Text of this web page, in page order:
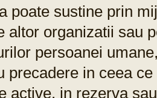
poate sustine prin
altor organizatii sau
persoanei
precadere in ceea
active, in rezerva